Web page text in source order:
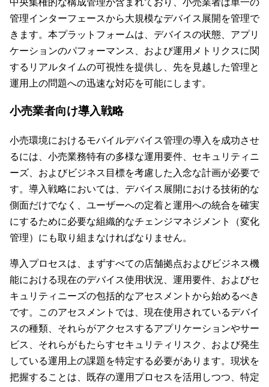
管理インターフェースから大規模なデバイス展開を管理で
きます。本プラットフォームは、デバイスの状態、アプリ
ケーションのパフォーマンス、および運用メトリクスに関
するリアルタイムの可視性を提供し、先を見越した管理と
運用上の問題への迅速な対応を可能にします。
小売業者向け導入戦略
小売環境におけるモバイルデバイス管理の導入を成功させ
るには、小売業務特有の多様な運用要件、セキュリティニ
ーズ、およびビジネス目標を考慮した入念な計画が必要で
す。導入戦略においては、デバイス展開における技術的な
側面だけでなく、ユーザーへの定着と運用への統合を確実
にするために必要な組織的なチェンジマネジメント（変化
管理）にも取り組まなければなりません。
導入プロセスは、まずすべての店舗拠点およびビジネス機
能における現在のデバイス使用状況、運用要件、およびセ
キュリティニーズの包括的なアセスメントから始めるべき
です。このアセスメントでは、現在使用されているデバイ
スの種類、それらがアクセスするアプリケーションやサー
ビス、それらがもたらすセキュリティリスク、および発生
している運用上の課題を特定する必要があります。現状を
把握することは、既存の運用プロセスを活用しつつ、特定